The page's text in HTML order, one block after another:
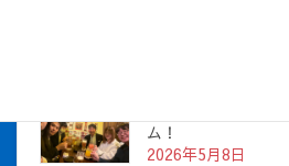
ム！
2026年5月8日